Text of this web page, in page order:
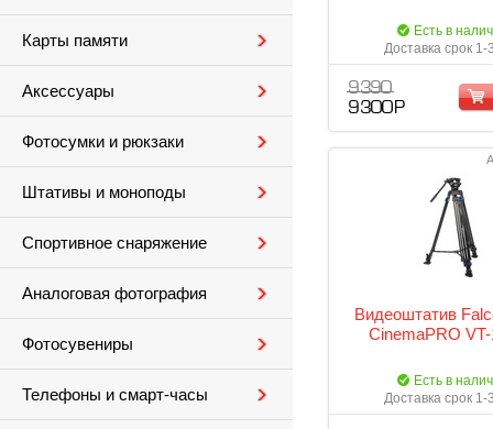
Карты памяти
Аксессуары
Фотосумки и рюкзаки
Штативы и моноподы
Спортивное снаряжение
Аналоговая фотография
Фотосувениры
Телефоны и смарт-часы
Есть в
Доставка срок 1-
9 390
9 300 Р
Видеоштатив
CinemaPRO
Есть в
Доставка срок 1-